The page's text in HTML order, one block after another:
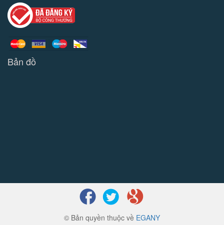
Bản đồ
© Bản quyền thuộc về EGANY